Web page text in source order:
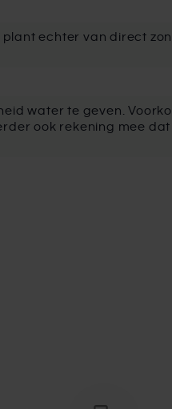
echter van direct
water te geven.
ook rekening mee